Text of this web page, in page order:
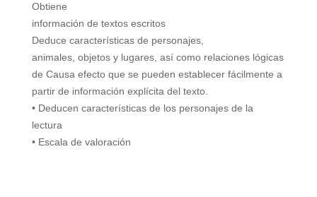
Obtiene
información de textos escritos
Deduce características de personajes,
animales, objetos y lugares, así como relaciones lógicas
de Causa efecto que se pueden establecer fácilmente a
partir de información explícita del texto.
• Deducen características de los personajes de la
lectura
• Escala de valoración